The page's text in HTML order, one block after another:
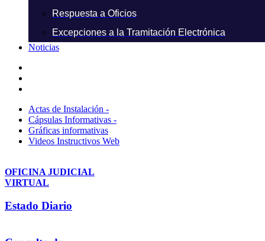
Respuesta a Oficios
Excepciones a la Tramitación Electrónica
Noticias
Actas de Instalación -
Cápsulas Informativas -
Gráficas informativas
Videos Instructivos Web
OFICINA JUDICIAL
VIRTUAL
Estado Diario